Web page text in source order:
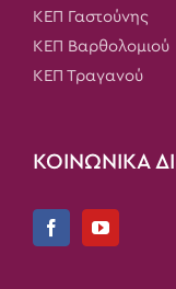
ΚΕΠ Γαστούνης
ΚΕΠ Βαρθολομιού
ΚΕΠ Τραγανού
ΚΟΙΝΩΝΙΚΑ